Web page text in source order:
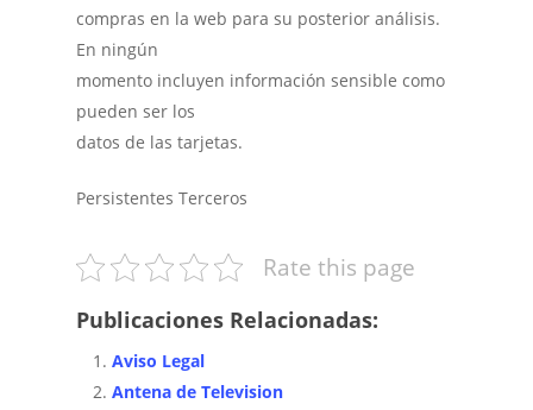
compras en la web para su posterior análisis.
En ningún
momento incluyen información sensible como
pueden ser los
datos de las tarjetas.
Persistentes Terceros
Rate this page
Publicaciones Relacionadas:
Aviso Legal
Antena de Television